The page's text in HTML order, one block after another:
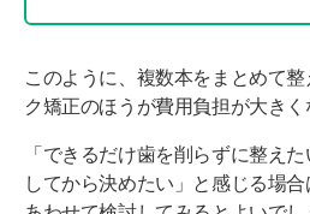
このように、複数本をまとめて
ク矯正のほうが費用負担が大きく
「できるだけ歯を削らずに整え
してから決めたい」と感じる場